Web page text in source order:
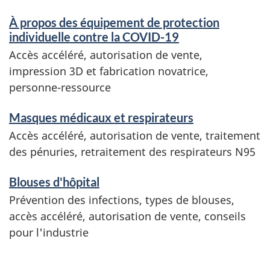
S
e
r
v
i
c
e
s
a
n
d
À propos des équipement de protection
individuelle contre la COVID-19
Accès accéléré, autorisation de vente,
impression 3D et fabrication novatrice,
personne-ressource
Masques médicaux et respirateurs
Accès accéléré, autorisation de vente, traitement
des pénuries, retraitement des respirateurs N95
Blouses d'hôpital
Prévention des infections, types de blouses,
accès accéléré, autorisation de vente, conseils
pour l'industrie